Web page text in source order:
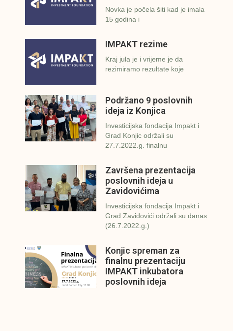
Novka je počela šiti kad je imala
15 godina i
IMPAKT rezime
Kraj jula je i vrijeme je da
rezimiramo rezultate koje
Podržano 9 poslovnih
ideja iz Konjica
Investicijska fondacija Impakt i
Grad Konjic održali su
27.7.2022.g. finalnu
Završena prezentacija
poslovnih ideja u
Zavidovićima
Investicijska fondacija Impakt i
Grad Zavidovići održali su danas
(26.7.2022.g.)
Konjic spreman za
finalnu prezentaciju
IMPAKT inkubatora
poslovnih ideja